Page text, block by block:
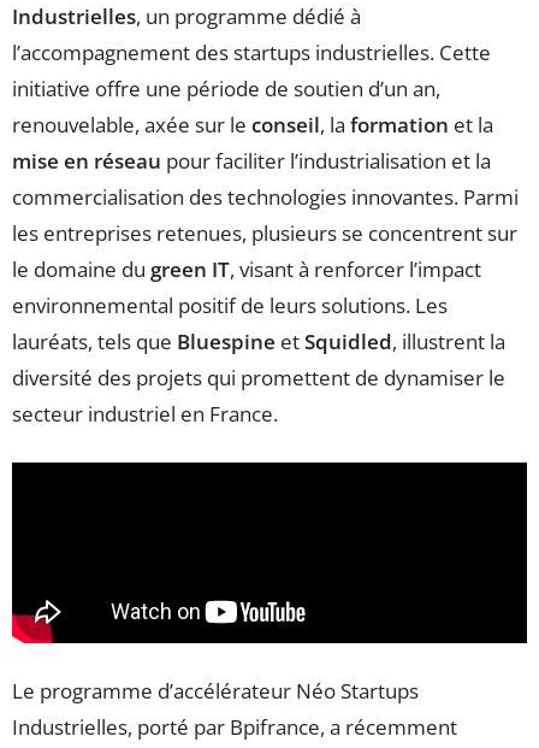
Industrielles, un programme dédié à
l’accompagnement des startups industrielles. Cette
initiative offre une période de soutien d’un an,
renouvelable, axée sur le conseil, la formation et la
mise en réseau pour faciliter l’industrialisation et la
commercialisation des technologies innovantes. Parmi
les entreprises retenues, plusieurs se concentrent sur
le domaine du green IT, visant à renforcer l’impact
environnemental positif de leurs solutions. Les
lauréats, tels que Bluespine etSquidled, illustrent la
diversité des projets qui promettent de dynamiser le
secteur industriel en France.
Le programme d’accélérateur Néo Startups
Industrielles, porté par Bpifrance, a récemment